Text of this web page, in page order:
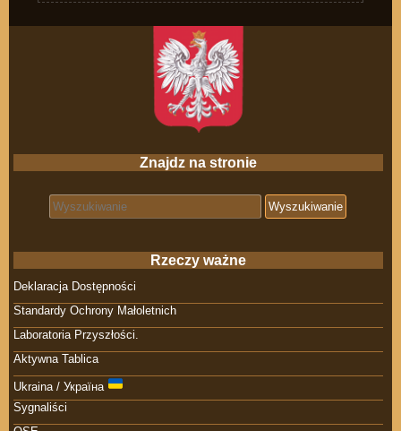
Znajdz na stronie
Search for:
Rzeczy ważne
Deklaracja Dostępności
Standardy Ochrony Małoletnich
Laboratoria Przyszłości.
Aktywna Tablica
Ukraina / Україна
Sygnaliści